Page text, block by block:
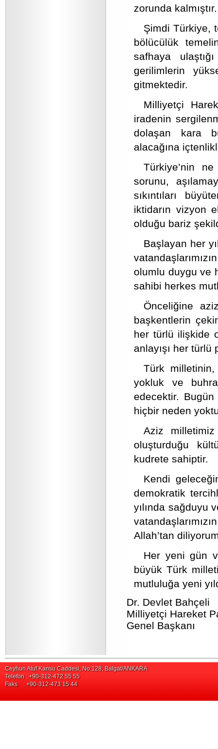
zorunda kalmıştır.
Şimdi Türkiye,
bölücülük
safhaya
gerilimlerin
gitmektedir.
Milliyetçi
iradenin
dolaşan kara
alacağına
Türkiye’nin
sorunu,
sıkıntıları
iktidarın vizyon
olduğu bariz
Başlayan her
olumlu duygu ve
sahibi herkes
Önceliğine
başkentlerin
her türlü ilişkide
anlayışı her
Türk
yokluk ve
edecektir.
hiçbir neden
Aziz
oluşturduğu
kudrete sahiptir.
Kendi
demokratik
yılında sağduyu
Allah’tan
Her yeni gün
büyük Türk
mutluluğa yeni
Dr. Devlet Bahçeli
Milliyetçi Hareket
Genel Başkanı
Ceyhun Atuf Kansu Caddesi, No:128, Balgat/ANKARA
Telefon : +90-312-472 55 55
Faks : +90-312-473 15 44